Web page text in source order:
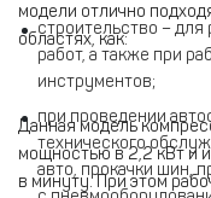
модели отлично
областях, как:
строительство –
работ, а также при
инструментов;
при проведении
технического
авто, прокачки шин,
Данная модель
мощностью в 2,2 кВт и
в минуту. При этом